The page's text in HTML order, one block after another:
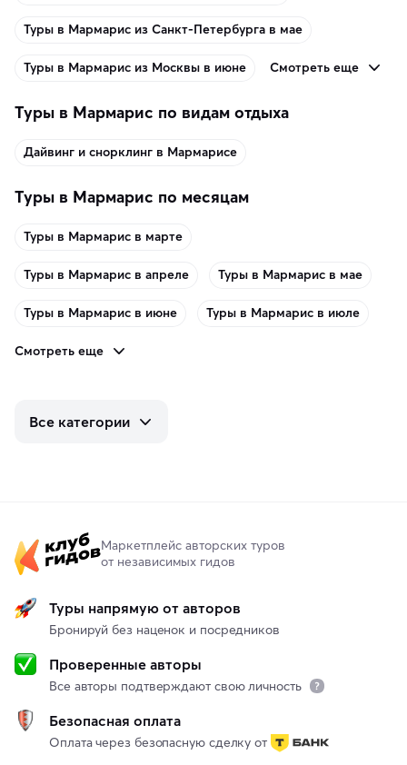
Туры в Мармарис из Санкт-Петербурга в мае
Туры в Мармарис из Москвы в июне Смотреть еще
Туры в Мармарис по видам отдыха
Дайвинг и снорклинг в Мармарисе
Туры в Мармарис по месяцам
Туры в Мармарис в марте
Туры в Мармарис в апреле Туры в Мармарис в мае
Туры в Мармарис в июне Туры в Мармарис в июле
Смотреть еще
Все категории
Маркетплейс авторских туров
от независимых гидов
Туры напрямую от авторов
Бронируй без наценок и посредников
Проверенные авторы
Все авторы подтверждают свою личность
Безопасная оплата
Оплата через безопасную сделку от